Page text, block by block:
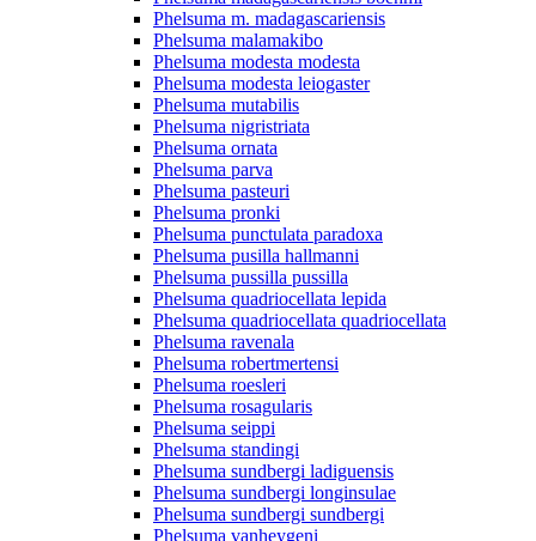
Phelsuma m. madagascariensis
Phelsuma malamakibo
Phelsuma modesta modesta
Phelsuma modesta leiogaster
Phelsuma mutabilis
Phelsuma nigristriata
Phelsuma ornata
Phelsuma parva
Phelsuma pasteuri
Phelsuma pronki
Phelsuma punctulata paradoxa
Phelsuma pusilla hallmanni
Phelsuma pussilla pussilla
Phelsuma quadriocellata lepida
Phelsuma quadriocellata quadriocellata
Phelsuma ravenala
Phelsuma robertmertensi
Phelsuma roesleri
Phelsuma rosagularis
Phelsuma seippi
Phelsuma standingi
Phelsuma sundbergi ladiguensis
Phelsuma sundbergi longinsulae
Phelsuma sundbergi sundbergi
Phelsuma vanheygeni